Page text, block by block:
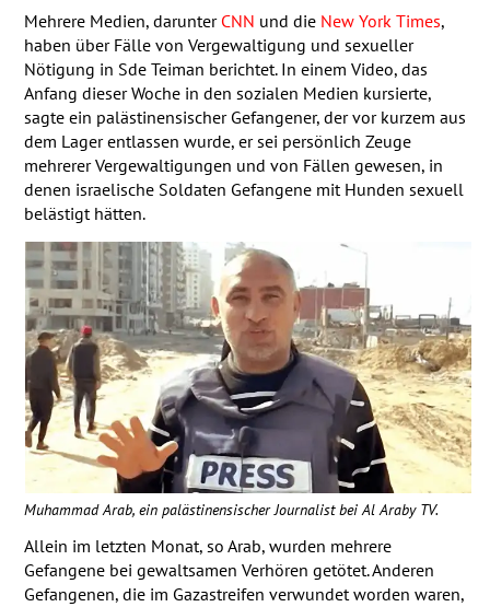
Mehrere Medien, darunter CNN und die New York Times,
haben über Fälle von Vergewaltigung und sexueller
Nötigung in Sde Teiman berichtet. In einem Video, das
Anfang dieser Woche in den sozialen Medien kursierte,
sagte ein palästinensischer Gefangener, der vor kurzem aus
dem Lager entlassen wurde, er sei persönlich Zeuge
mehrerer Vergewaltigungen und von Fällen gewesen, in
denen israelische Soldaten Gefangene mit Hunden sexuell
belästigt hätten.
Muhammad Arab, ein palästinensischer Journalist bei Al Araby TV.
Allein im letzten Monat, so Arab, wurden mehrere
Gefangene bei gewaltsamen Verhören getötet. Anderen
Gefangenen, die im Gazastreifen verwundet worden waren,